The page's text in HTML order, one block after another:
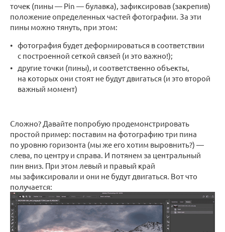
точек (пины — Pin — булавка), зафиксировав (закрепив)
положение определенных частей фотографии. За эти
пины можно тянуть, при этом:
фотография будет деформироваться в соответствии
с построенной сеткой связей (и это важно!);
другие точки (пины), и соответственно объекты,
на которых они стоят не будут двигаться (и это второй
важный момент)
Сложно? Давайте попробую продемонстрировать
простой пример: поставим на фотографию три пина
по уровню горизонта (мы же его хотим выровнить?) —
слева, по центру и справа. И потянем за центральный
пин вниз. При этом левый и правый край
мы зафиксировали и они не будут двигаться. Вот что
получается: